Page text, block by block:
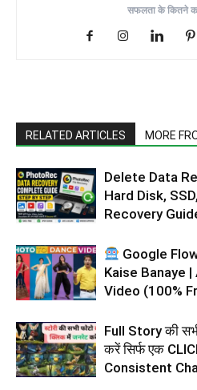
सफलता के कितने
RELATED ARTICLES MORE
Delete Data
Hard Disk,
Recovery
Google
Kaise Banaye
Video (100%
Full Story की
करें सिर्फ एक
Consistent